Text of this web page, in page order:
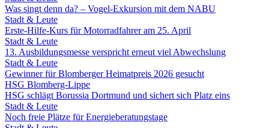
Was singt denn da? – Vogel-Exkursion mit dem NABU
Stadt & Leute
Erste-Hilfe-Kurs für Motorradfahrer am 25. April
Stadt & Leute
13. Ausbildungsmesse verspricht erneut viel Abwechslung
Stadt & Leute
Gewinner für Blomberger Heimatpreis 2026 gesucht
HSG Blomberg-Lippe
HSG schlägt Borussia Dortmund und sichert sich Platz eins
Stadt & Leute
Noch freie Plätze für Energieberatungstage